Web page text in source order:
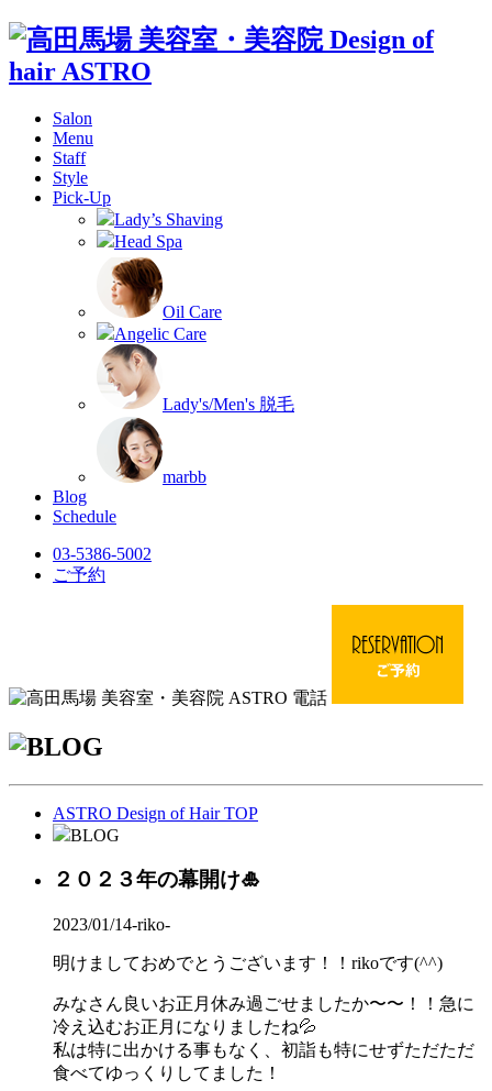
Salon
Menu
Staff
Style
Pick-Up
Lady’s Shaving
Head Spa
Oil Care
Angelic Care
Lady's/Men's 脱毛
marbb
Blog
Schedule
03-5386-5002
ご予約
ASTRO Design of Hair TOP
BLOG
２０２３年の幕開け🎍
2023/01/14-riko-
明けましておめでとうございます！！rikoです(^^)
みなさん良いお正月休み過ごせましたか〜〜！！急に
冷え込むお正月になりましたね💦
私は特に出かける事もなく、初詣も特にせずただただ
食べてゆっくりしてました！